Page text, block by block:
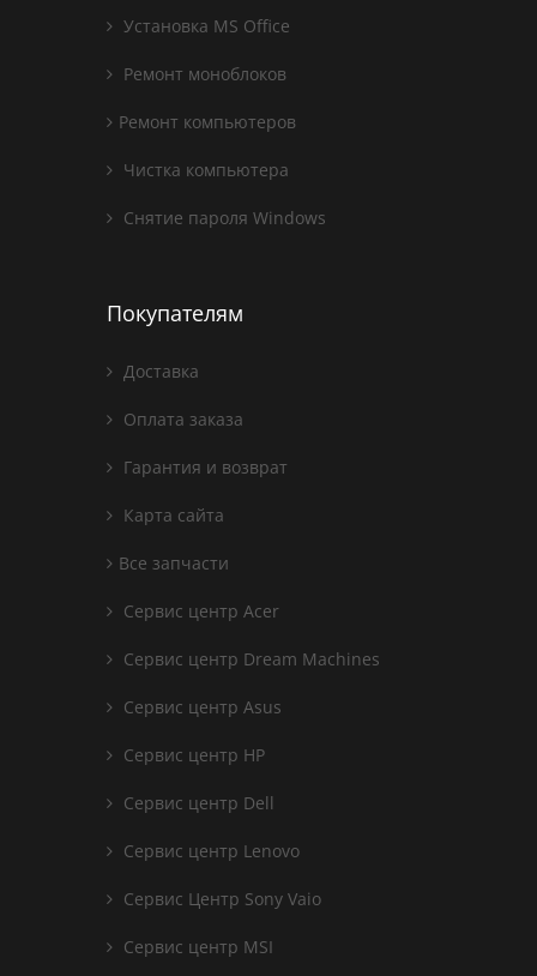
Установка MS Office
Ремонт моноблоков
Ремонт компьютеров
Чистка компьютера
Снятие пароля Windows
Покупателям
Доставка
Оплата заказа
Гарантия и возврат
Карта сайта
Все запчасти
Сервис центр Acer
Сервис центр Dream Machines
Сервис центр Asus
Сервис центр HP
Сервис центр Dell
Сервис центр Lenovo
Сервис Центр Sony Vaio
Сервис центр MSI